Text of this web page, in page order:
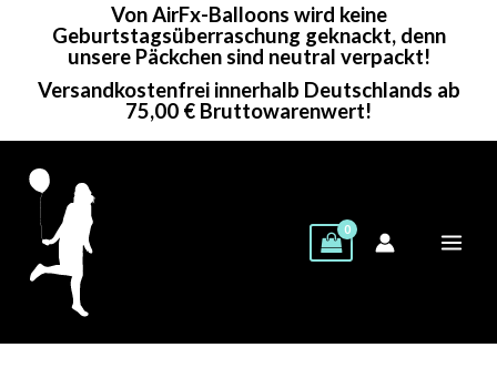
Von AirFx-Balloons wird keine
Geburtstagsüberraschung geknackt, denn
unsere Päckchen sind neutral verpackt!
Versandkostenfrei innerhalb Deutschlands ab
75,00 € Bruttowarenwert!